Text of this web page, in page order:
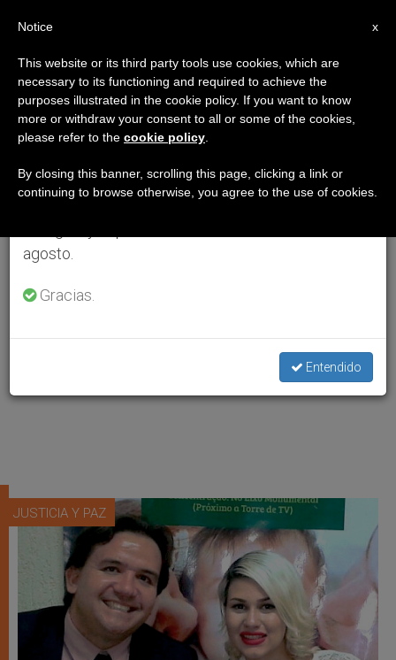
JUSTICIA Y PAZ
×
Aviso importante
Del 27 de julio al 7 de agosto haremos la pausa
anual, aprovechando que en el periodo de verano
se generan menos informaciones y también el
agosto.
Gracias.
Entendido
x
Notice
This website or its third party tools use cookies, which are
necessary to its functioning and required to achieve the
purposes illustrated in the cookie policy. If you want to know
more or withdraw your consent to all or some of the cookies,
please refer to the cookie policy
By closing this banner, scrolling this page, clicking a link or
continuing to browse otherwise, you agree to the use of cookies.